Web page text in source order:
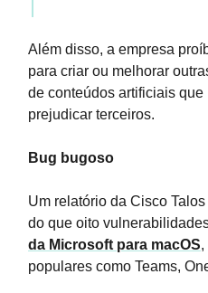
Além disso, a empresa
para criar ou melhorar
de conteúdos artificiais que
prejudicar terceiros.
Bug bugoso
Um relatório da Cisco
do que oito
da Microsoft para macOS,
populares como Teams,